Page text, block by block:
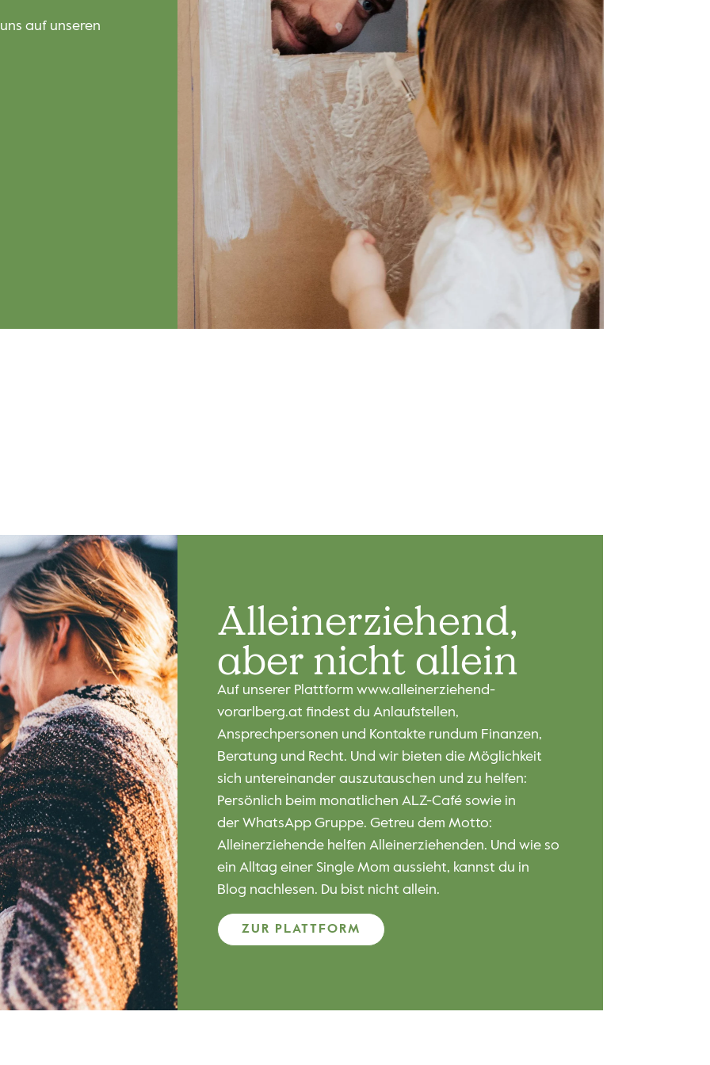
auf unseren
Vater sein!
Du möchtest mehr Zeit mit deinen Kindern verbringen?
Du willst wissen, wie andere Väter den Alltag mit ihren
Kids meistern? Du bist auf der Suche nach Abenteuern
mit deinen Kleinen?
Das Projekt Vater sein! bietet dir ein umfassendes
Angebot an Vater-Kind-Aktivitäten, Vätertreffs und
vielem mehr – und das in ganz Vorarlberg.
MEHR ZUM PROJEKT